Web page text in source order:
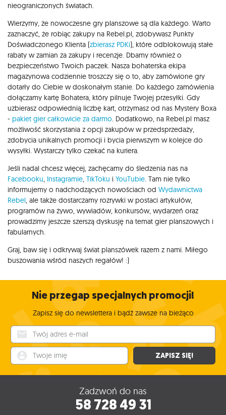
nieograniczonych światach.
Wierzymy, że nowoczesne gry planszowe są dla każdego. Warto
zaznaczyć, że robiąc zakupy na Rebel.pl, zdobywasz Punkty
Doświadczonego Klienta (zbierasz PDKi), które odblokowują stałe
rabaty w zamian za zakupy i recenzje. Dbamy również o
bezpieczeństwo Twoich paczek. Nasza bohaterska ekipa
magazynowa codziennie troszczy się o to, aby zamówione gry
dotarły do Ciebie w doskonałym stanie. Do każdego zamówienia
dołączamy kartę Bohatera, który pilnuje Twojej przesyłki. Gdy
uzbierasz odpowiednią liczbę kart, otrzymasz od nas Mystery Boxa
- pakiet gier całkowicie za darmo . Dodatkowo, na Rebel.pl masz
możliwość skorzystania z opcji zakupów w przedsprzedaży,
zdobycia unikalnych promocji i bycia pierwszym w kolejce do
wysyłki. Wystarczy tylko czekać na kuriera.
Jeśli nadal chcesz więcej, zachęcamy do śledzenia nas na
Facebooku Instagramie TikToku i YouTubie . Tam nie tylko
informujemy o nadchodzących nowościach od Wydawnictwa
Rebel , ale także dostarczamy rozrywki w postaci artykułów,
programów na żywo, wywiadów, konkursów, wydarzeń oraz
prowadzimy jeszcze szerszą dyskusję na temat gier planszowych i
fabularnych.
Graj, baw się i odkrywaj świat planszówek razem z nami. Miłego
buszowania wśród naszych regałów! :)
Nie przegap specjalnych promocji!
Zapisz się do newslettera i bądź zawsze na bieżąco
ZAPISZ SIĘ!
Zadzwoń do nas
58 728 49 31